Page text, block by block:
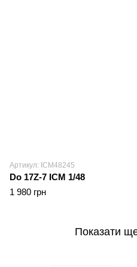
Артикул: ICM48245
Do 17Z-7 ICM 1/48
1 980 грн
Показати